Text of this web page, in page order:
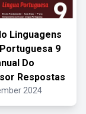
Linguagens
9
Do
Respostas
2024